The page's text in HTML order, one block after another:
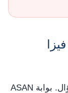
في الوقت الحالي، يجب الحذر من هذا السؤال. بوابة ASAN